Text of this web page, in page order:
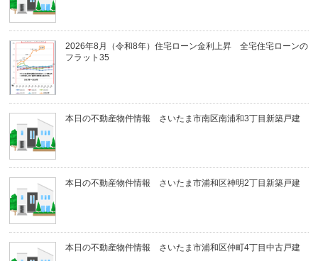
2026年8月（令和8年）住宅ローン金利上昇 全宅住宅ローンの
フラット35
本日の不動産物件情報 さいたま市南区南浦和3丁目新築戸建
本日の不動産物件情報 さいたま市浦和区神明2丁目新築戸建
本日の不動産物件情報 さいたま市浦和区仲町4丁目中古戸建